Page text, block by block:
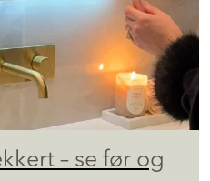
– se før og